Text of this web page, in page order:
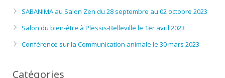
SABANIMA au Salon Zen du 28 septembre au 02 octobre 2023
Salon du bien-être à Plessis-Belleville le 1er avril 2023
Conférence sur la Communication animale le 30 mars 2023
Catégories